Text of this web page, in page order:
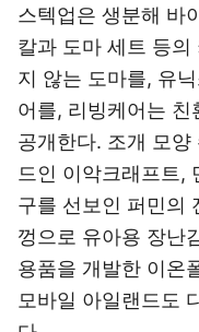
스텍업은 생분해 바
칼과 도마 세트 등
지 않는 도마를, 유
어를, 리빙케어는 친
공개한다. 조개 모양
드인 이악크래프트,
구를 선보인 퍼민의
껑으로 유아용 장난
용품을 개발한 이온
모바일 아일랜드도